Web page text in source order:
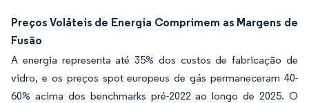
Preços Voláteis de Energia Comprimem as Margens de
Fusão
A energia representa até 35% dos custos de fabricação de
vidro, e os preços spot europeus de gás permaneceram 40-
60% acima dos benchmarks pré-2022 ao longo de 2025. O